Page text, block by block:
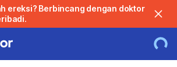
ereksi? Berbincang dengan doktor